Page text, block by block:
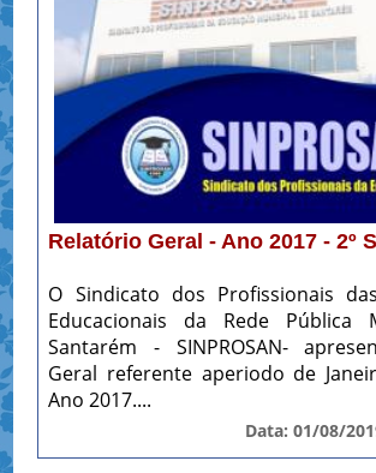
Relatório Geral - Ano 2017 - 2º
O Sindicato dos Profissionais
Educacionais da Rede Pública
Santarém - SINPROSAN-
Geral referente aperiodo de
Ano 2017....
Data: 01/08/